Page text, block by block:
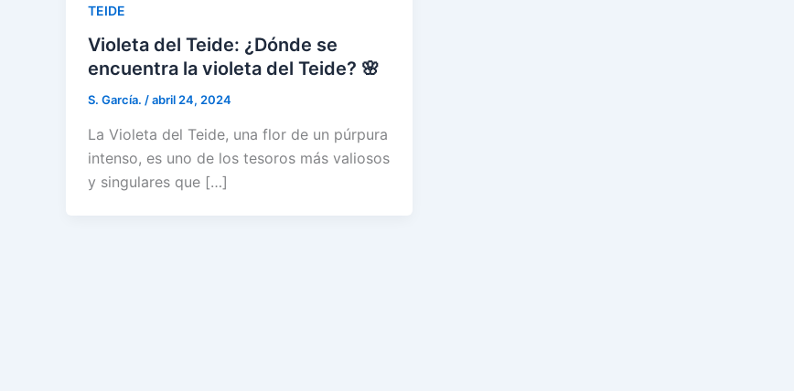
TEIDE
Violeta del Teide: ¿Dónde se
encuentra la violeta del Teide? 🌸
S. García. /abril 24, 2024
La Violeta del Teide, una flor de un púrpura
intenso, es uno de los tesoros más valiosos
y singulares que […]